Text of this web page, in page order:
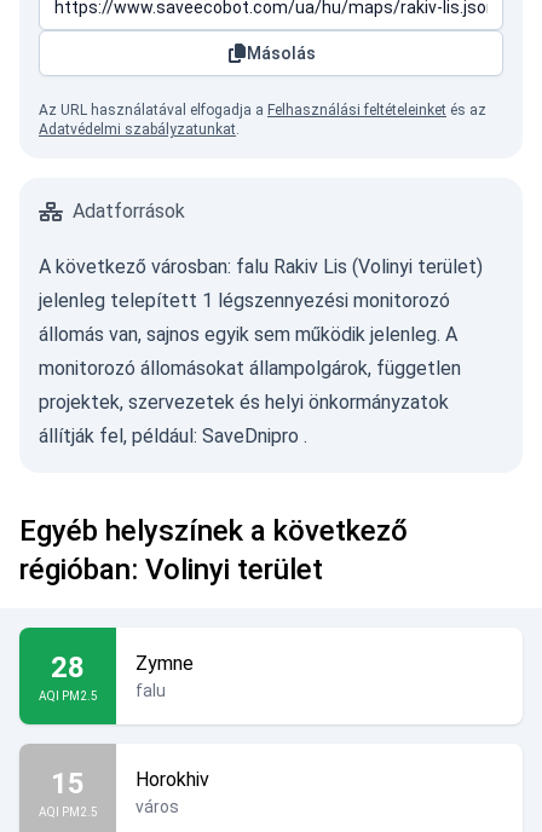
Másolás
Az URL használatával elfogadja a Felhasználási feltételeinket és az
Adatvédelmi szabályzatunkat.
Adatforrások
A következő városban: falu Rakiv Lis (Volinyi terület)
jelenleg telepített 1 légszennyezési monitorozó
állomás van, sajnos egyik sem működik jelenleg. A
monitorozó állomásokat állampolgárok, független
projektek, szervezetek és helyi önkormányzatok
állítják fel, például: SaveDnipro .
Egyéb helyszínek a következő
régióban: Volinyi terület
28
AQI PM2.5
Zymne
falu
15
AQI PM2.5
Horokhiv
város